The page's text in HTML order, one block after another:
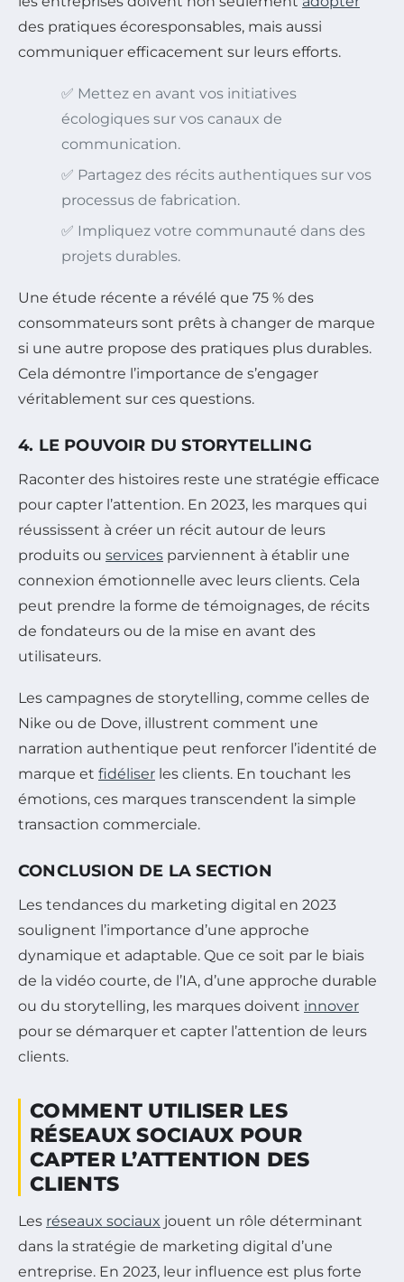
des pratiques écoresponsables, mais aussi
communiquer efficacement sur leurs efforts.
✅ Mettez en avant vos initiatives
écologiques sur vos canaux de
communication.
✅ Partagez des récits authentiques sur vos
processus de fabrication.
✅ Impliquez votre communauté dans des
projets durables.
Une étude récente a révélé que 75 % des
consommateurs sont prêts à changer de marque
si une autre propose des pratiques plus durables.
Cela démontre l’importance de s’engager
véritablement sur ces questions.
4. LE POUVOIR DU STORYTELLING
Raconter des histoires reste une stratégie efficace
pour capter l’attention. En 2023, les marques qui
réussissent à créer un récit autour de leurs
produits ou services parviennent à établir une
connexion émotionnelle avec leurs clients. Cela
peut prendre la forme de témoignages, de récits
de fondateurs ou de la mise en avant des
utilisateurs.
Les campagnes de storytelling, comme celles de
Nike ou de Dove, illustrent comment une
narration authentique peut renforcer l’identité de
marque et fidéliser les clients. En touchant les
émotions, ces marques transcendent la simple
transaction commerciale.
CONCLUSION DE LA SECTION
Les tendances du marketing digital en 2023
soulignent l’importance d’une approche
dynamique et adaptable. Que ce soit par le biais
de la vidéo courte, de l’IA, d’une approche durable
ou du storytelling, les marques doivent innover
pour se démarquer et capter l’attention de leurs
clients.
COMMENT UTILISER LES
RÉSEAUX SOCIAUX POUR
CAPTER L’ATTENTION DES
CLIENTS
Les réseaux sociaux jouent un rôle déterminant
dans la stratégie de marketing digital d’une
entreprise. En 2023, leur influence est plus forte